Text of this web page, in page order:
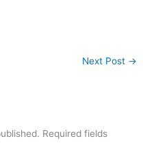
Next Post →
Required fields